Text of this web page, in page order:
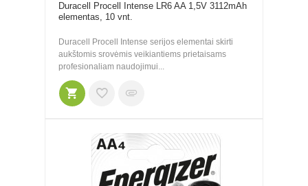
Duracell Procell Intense LR6 AA 1,5V 3112mAh
elementas, 10 vnt.
Duracell Procell Intense serijos elementai skirti
aukštomis srovėmis veikiantiems prietaisams
profesionaliam naudojimui...